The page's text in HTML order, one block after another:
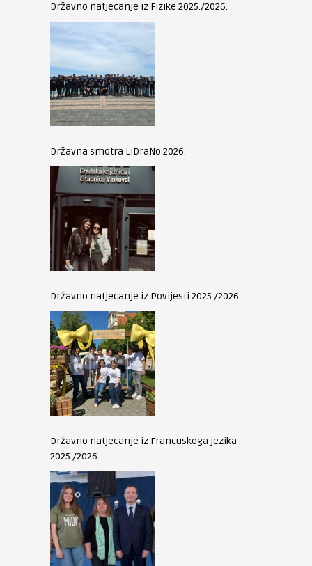
Državno natjecanje iz Fizike 2025./2026.
Državna smotra LiDraNo 2026.
Državno natjecanje iz Povijesti 2025./2026.
Državno natjecanje iz Francuskoga jezika
2025./2026.